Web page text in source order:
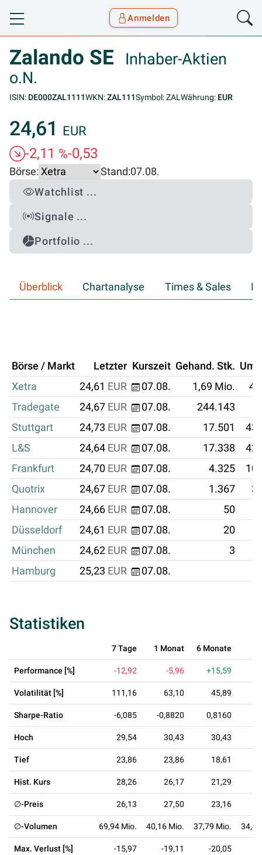
Toggle navigation
Anmelden
Zalando SE
Inhaber-Aktien
o.N.
ISIN: DE000ZAL1111WKN:ZAL111Symbol: ZAL Währung: EUR
24,61 EUR
-2,11 %-0,53
Börse: Stand:07.08.
Watchlist ...
Signale ...
Portfolio ...
Überblick Chartanalyse Times & Sales
Börse / Markt Letzter Kurszeit Gehand. Stk.
Xetra
24,61 EUR 07.08. 1,69 Mio.
Tradegate
24,67 EUR 07.08. 244.143
Stuttgart
24,73 EUR 07.08. 17.501
L&S
24,64 EUR 07.08. 17.338
Frankfurt
24,70 EUR 07.08. 4.325
Quotrix
24,67 EUR 07.08. 1.367
Hannover
24,66 EUR 07.08. 50
Düsseldorf
24,61 EUR 07.08.
20
München
24,62 EUR 07.08.
3
Hamburg
25,23 EUR 07.08.
Statistiken
7 Tage 1 Monat 6 Monate
Performance [%] -12,92 -5,96 +15,59
Volatilität [%] 111,16 63,10 45,89
Sharpe-Ratio -6,085 -0,8820 0,8160
Hoch 29,54 30,43 30,43
Tief 23,86 23,86 18,61
Hist. Kurs 28,26 26,17 21,29
∅-Preis 26,13 27,50 23,16
∅-Volumen 69,94 Mio. 40,16 Mio. 37,79 Mio.
Max. Verlust [%] -15,97 -19,11 -20,05